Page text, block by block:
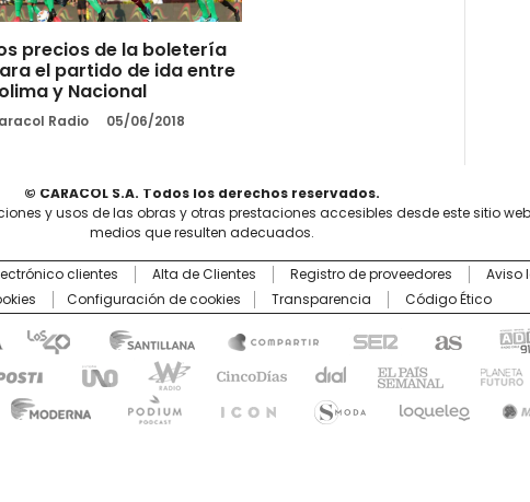
precios de la boletería
el partido de ida entre
y Nacional
Radio 05/06/2018
© CARACOL S.A. Todos los derechos reservados.
y usos de las obras y otras prestaciones accesibles desde este sitio
medios que resulten adecuados.
clientes Alta de Clientes Registro de proveedores Aviso
Configuración de cookies Transparencia Código Ético